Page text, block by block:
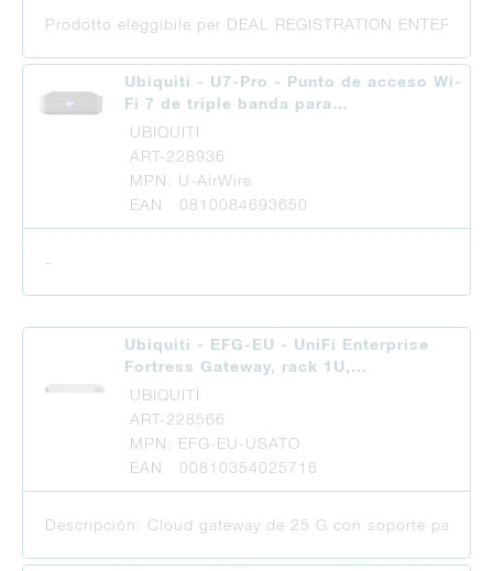
Prodotto eleggibile per DEAL REGISTRATION
Ubiquiti - U7-Pro - Punto de acceso Wi-
Fi 7 de triple banda para…
UBIQUITI
ART-228936
MPN: U-AirWire
EAN 0810084693650
-
Ubiquiti - EFG-EU - UniFi Enterprise
Fortress Gateway, rack 1U,…
UBIQUITI
ART-228566
MPN: EFG-EU-USATO
EAN 00810354025716
Descripción: Cloud gateway de 25 G con soporte para